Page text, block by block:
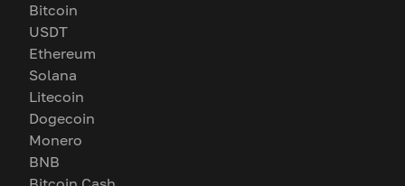
Bitcoin
USDT
Ethereum
Solana
Litecoin
Dogecoin
Monero
BNB